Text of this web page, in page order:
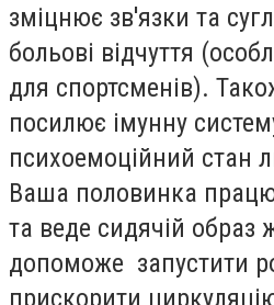
зміцнює зв'язки та
больові відчуття
для спортсменів).
посилює імунну
психоемоційний стан
Ваша половинка
та веде сидячій
допоможе запустити
прискорити